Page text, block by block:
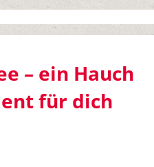
– ein Hauch
für dich